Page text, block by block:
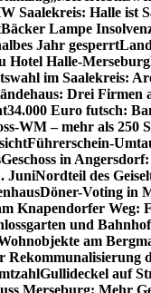
Saalekreis: Halle ist
Bäcker Lampe
Jahr gesperrt
Hotel Halle-Merseburg
im Saalekreis:
Drei Firmen
34.000 Euro futsch:
WM – mehr als 250
Führerschein-
Geschoss in
JuniNordteil des
Döner-Voting in
Knapendorfer Weg:
und Bahnhof
am
Rekommunalisierung
Gullideckel auf
Merseburg: Mehr